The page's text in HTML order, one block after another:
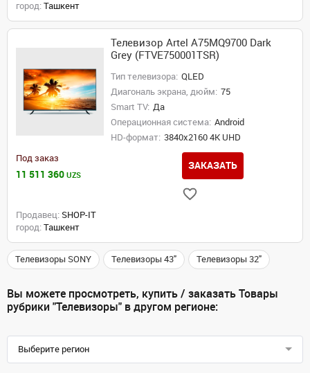
город: Ташкент
Телевизор Artel A75MQ9700 Dark
Grey (FTVE750001TSR)
Тип телевизора: QLED
Диагональ экрана, дюйм: 75
Smart TV: Да
Операционная система: Android
HD-формат: 3840x2160 4K UHD
Под заказ
11 511 360 UZS
ЗАКАЗАТЬ
Продавец: SHOP-IT
город: Ташкент
Телевизоры SONY Телевизоры 43" Телевизоры 32"
Вы можете просмотреть, купить / заказать Товары
рубрики "Телевизоры" в другом регионе:
Выберите регион